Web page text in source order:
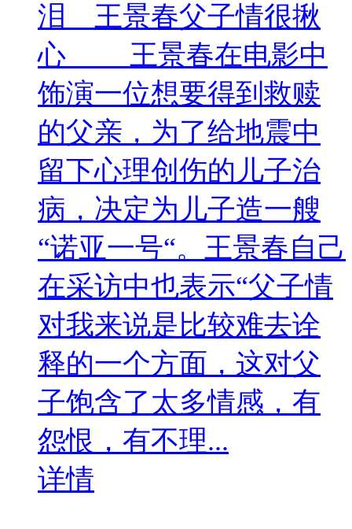
泪 王景春父子情很揪
心 王景春在电影中
饰演一位想要得到救赎
的父亲，为了给地震中
留下心理创伤的儿子治
病，决定为儿子造一艘
“诺亚一号“。王景春自己
在采访中也表示“父子情
对我来说是比较难去诠
释的一个方面，这对父
子饱含了太多情感，有
怨恨，有不理...
详情